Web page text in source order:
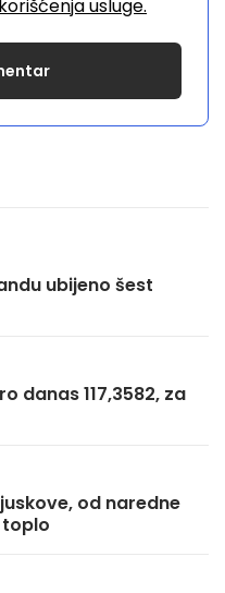
usluge.
ubijeno šest
danas 117,3582, za
od naredne